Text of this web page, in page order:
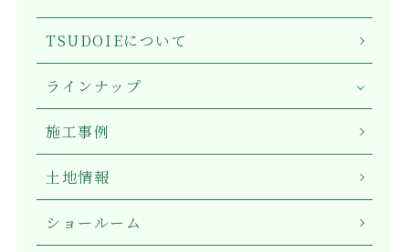
TSUDOIEについて
ラインナップ
施工事例
土地情報
ショールーム